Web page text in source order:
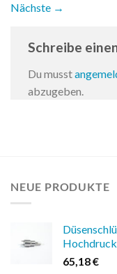
Nächste →
Schreibe
Du musst
abzugeben.
NEUE PRODUKTE
65,18€